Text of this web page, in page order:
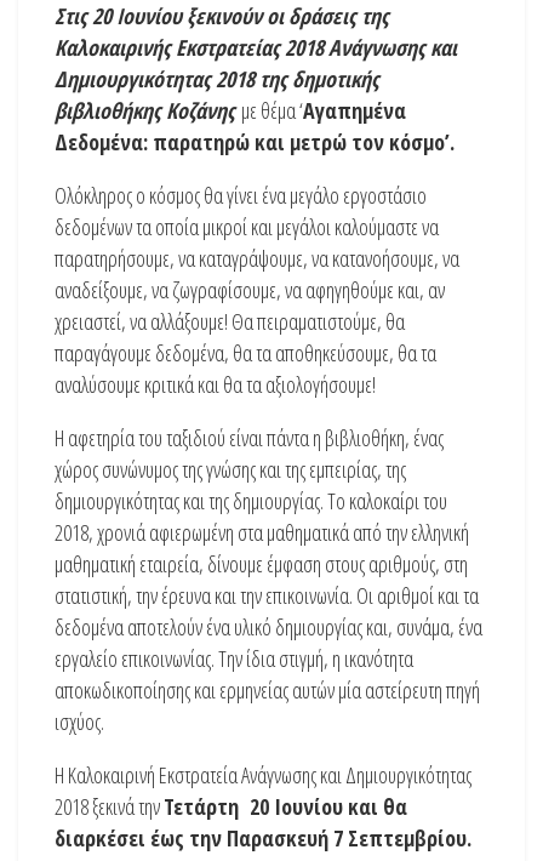
Στις 20 Ιουνίου ξεκινούν οι δράσεις της
Καλοκαιρινής Εκστρατείας 2018 Ανάγνωσης και
Δημιουργικότητας 2018 της δημοτικής
βιβλιοθήκης Κοζάνηςμε θέμα ‘Αγαπημένα
Δεδομένα: παρατηρώ και μετρώ τον κόσμο’.
Ολόκληρος ο κόσμος θα γίνει ένα μεγάλο εργοστάσιο
δεδομένων τα οποία μικροί και μεγάλοι καλούμαστε να
παρατηρήσουμε, να καταγράψουμε, να κατανοήσουμε, να
αναδείξουμε, να ζωγραφίσουμε, να αφηγηθούμε και, αν
χρειαστεί, να αλλάξουμε! Θα πειραματιστούμε, θα
παραγάγουμε δεδομένα, θα τα αποθηκεύσουμε, θα τα
αναλύσουμε κριτικά και θα τα αξιολογήσουμε!
Η αφετηρία του ταξιδιού είναι πάντα η βιβλιοθήκη, ένας
χώρος συνώνυμος της γνώσης και της εμπειρίας, της
δημιουργικότητας και της δημιουργίας. Το καλοκαίρι του
2018, χρονιά αφιερωμένη στα μαθηματικά από την ελληνική
μαθηματική εταιρεία, δίνουμε έμφαση στους αριθμούς, στη
στατιστική, την έρευνα και την επικοινωνία. Οι αριθμοί και τα
δεδομένα αποτελούν ένα υλικό δημιουργίας και, συνάμα, ένα
εργαλείο επικοινωνίας. Την ίδια στιγμή, η ικανότητα
αποκωδικοποίησης και ερμηνείας αυτών μία αστείρευτη πηγή
ισχύος.
Η Καλοκαιρινή Εκστρατεία Ανάγνωσης και Δημιουργικότητας
2018 ξεκινά τηνΤετάρτη 20 Ιουνίου και θα
διαρκέσει έως την Παρασκευή 7 Σεπτεμβρίου.